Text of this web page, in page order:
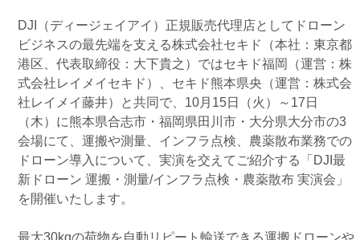
DJI（ディージェイアイ）正規販売代理店としてドローン
ビジネスの最先端を支える株式会社セキド（本社：東京都
港区、代表取締役：⼤下貴之）ではセキド福岡（運営：株
式会社レイメイセキド）、セキド熊本県央（運営：株式会
社レイメイ藤井）と共同で、10月15日（火）～17日
（木）に熊本県合志市・福岡県田川市・大分県大分市の3
会場にて、運搬や測量、インフラ点検、農薬散布業務での
ドローン導入について、実演を交えてご紹介する「DJI最
新ドローン 運搬・測量/インフラ点検・農薬散布 実演会」
を開催いたします。